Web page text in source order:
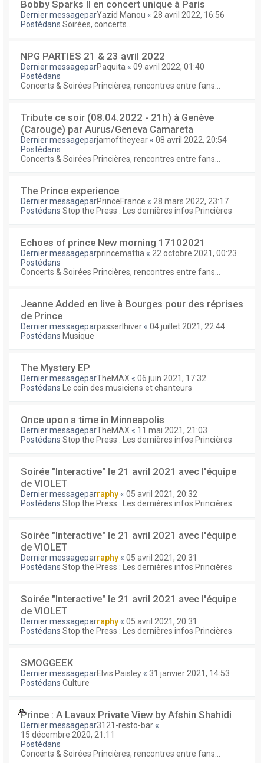
Bobby Sparks II en concert unique à Paris
Dernier messageparYazid Manou « 28 avril 2022, 16:56
Postédans Soirées, concerts...
NPG PARTIES 21 & 23 avril 2022
Dernier messageparPaquita « 09 avril 2022, 01:40
Postédans
Concerts & Soirées Princières, rencontres entre fans...
Tribute ce soir (08.04.2022 - 21h) à Genève
(Carouge) par Aurus/Geneva Camareta
Dernier messageparjamoftheyear « 08 avril 2022, 20:54
Postédans
Concerts & Soirées Princières, rencontres entre fans...
The Prince experience
Dernier messageparPrinceFrance « 28 mars 2022, 23:17
Postédans Stop the Press : Les dernières infos Princières
Echoes of prince New morning 17102021
Dernier messageparprincemattia « 22 octobre 2021, 00:23
Postédans
Concerts & Soirées Princières, rencontres entre fans...
Jeanne Added en live à Bourges pour des réprises
de Prince
Dernier messageparpasserlhiver « 04 juillet 2021, 22:44
Postédans Musique
The Mystery EP
Dernier messageparTheMAX « 06 juin 2021, 17:32
Postédans
Le coin des musiciens et chanteurs
Once upon a time in Minneapolis
Dernier messageparTheMAX « 11 mai 2021, 21:03
Postédans Stop the Press : Les dernières infos Princières
Soirée "Interactive" le 21 avril 2021 avec l'équipe
de VIOLET
Dernier messageparraphy « 05 avril 2021, 20:32
Postédans Stop the Press : Les dernières infos Princières
Soirée "Interactive" le 21 avril 2021 avec l'équipe
de VIOLET
Dernier messageparraphy « 05 avril 2021, 20:31
Postédans Stop the Press : Les dernières infos Princières
Soirée "Interactive" le 21 avril 2021 avec l'équipe
de VIOLET
Dernier messageparraphy « 05 avril 2021, 20:31
Postédans Stop the Press : Les dernières infos Princières
SMOGGEEK
Dernier messageparElvis Paisley « 31 janvier 2021, 14:53
Postédans Culture
Prince : A Lavaux Private View by Afshin Shahidi
Dernier messagepar3121-resto-bar «
15 décembre 2020, 21:11
Postédans
Concerts & Soirées Princières, rencontres entre fans...